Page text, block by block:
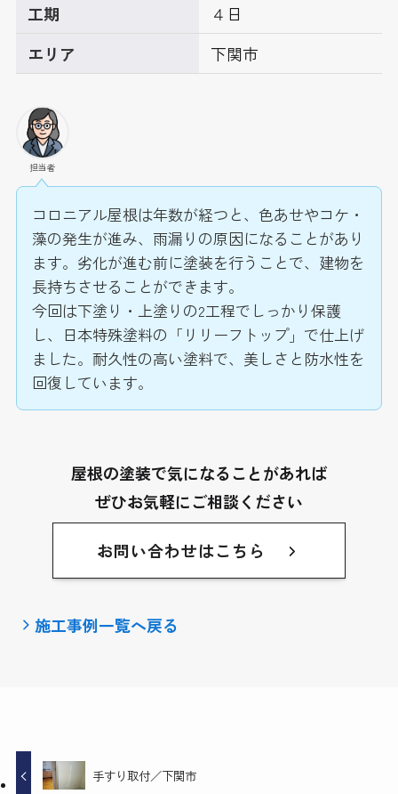
工期
４日
エリア
下関市
担当者
コロニアル屋根は年数が経つと、色あせやコケ・
藻の発生が進み、雨漏りの原因になることがあり
ます。劣化が進む前に塗装を行うことで、建物を
長持ちさせることができます。
今回は下塗り・上塗りの2工程でしっかり保護
し、日本特殊塗料の「リリーフトップ」で仕上げ
ました。耐久性の高い塗料で、美しさと防水性を
回復しています。
屋根の塗装で気になることがあれば
ぜひお気軽にご相談ください
お問い合わせはこちら
施工事例一覧へ戻る
手すり取付／下関市